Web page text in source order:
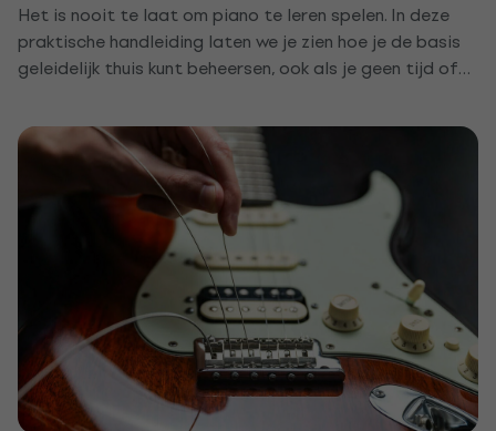
Het is nooit te laat om piano te leren spelen. In deze
praktische handleiding laten we je zien hoe je de basis
geleidelijk thuis kunt beheersen, ook als je geen tijd of
speel je je eerste stukken en ontdek je het plezier van
muziek.